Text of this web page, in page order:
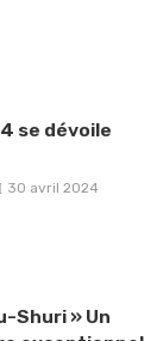
se dévoile
30 avril 2024
Shuri » Un